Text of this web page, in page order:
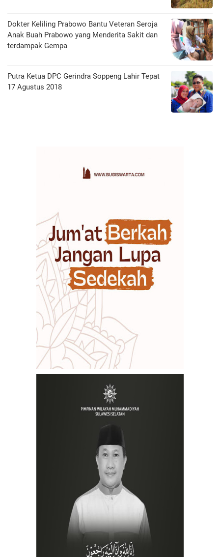
Dokter Keliling Prabowo Bantu Veteran Seroja
Anak Buah Prabowo yang Menderita Sakit dan
terdampak Gempa
Putra Ketua DPC Gerindra Soppeng Lahir Tepat
17 Agustus 2018